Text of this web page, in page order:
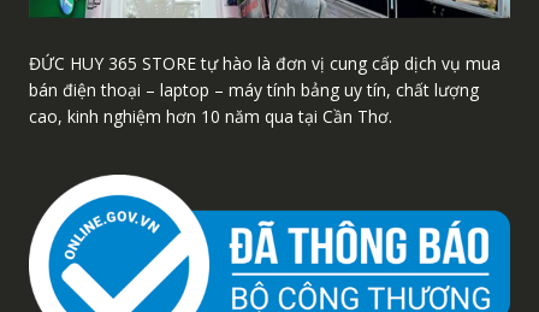
ĐỨC HUY 365 STORE tự hào là đơn vị cung cấp dịch vụ mua
bán điện thoại – laptop – máy tính bảng uy tín, chất lượng
cao, kinh nghiệm hơn 10 năm qua tại Cần Thơ.